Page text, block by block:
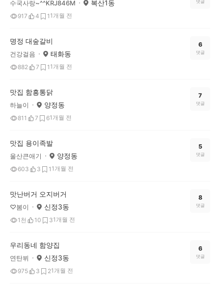
수국사랑~^^KRJ846M 복산1동
917 4 1 1개월 전
댓글
명정 대숲갈비
건강걸음 태화동
882 7 1 1개월 전
6
댓글
맛집 함흥통닭
하늘이 양정동
811 7 61개월 전
7
댓글
맛집 용이족발
울산큰애기 양정동
603 3 1 1개월 전
5
댓글
맛난버거 오지버거
♡봄이 신정3동
1천 10 31개월 전
8
댓글
우리동네 함양집
연탄뷔 신정3동
975 3 21개월 전
6
댓글